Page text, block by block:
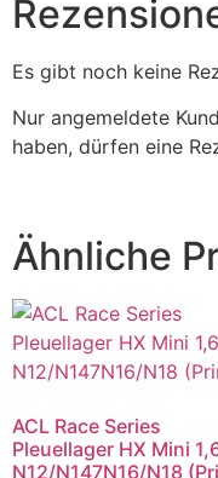
Es gibt noch keine
Nur angemeldete
haben, dürfen eine
Ähnliche
ACL Race Series
Pleuellager HX Mini
N12/N147N16/N18